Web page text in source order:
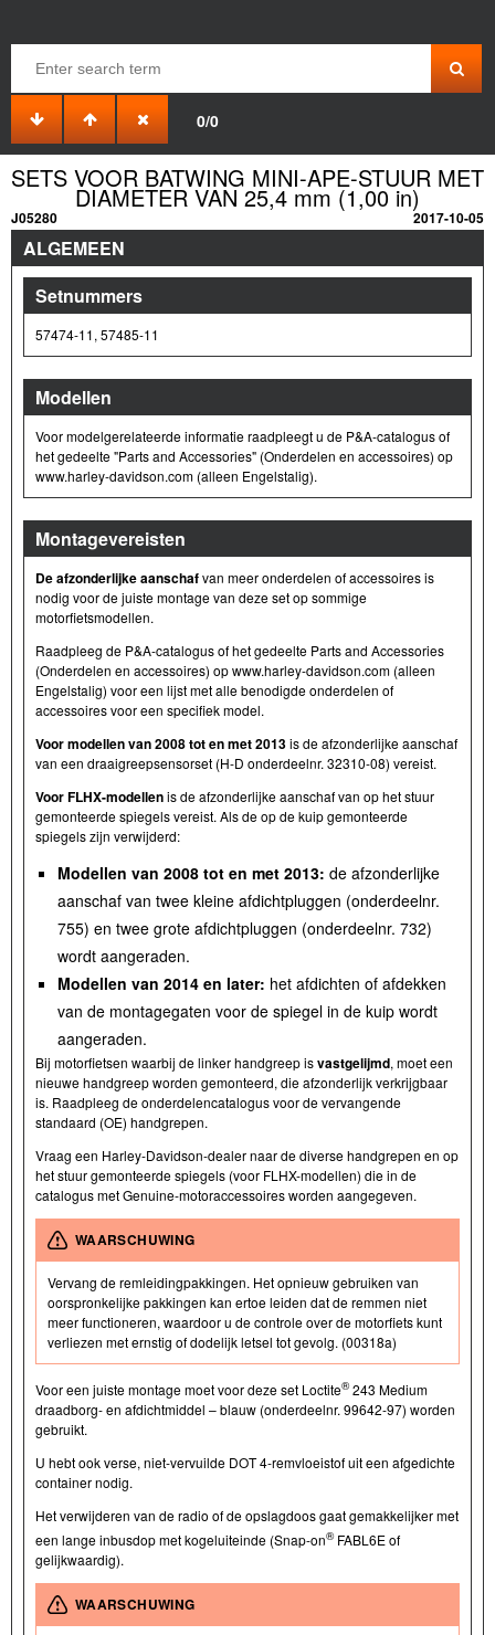
0/0
SETS VOOR BATWING MINI-APE-STUUR MET
DIAMETER VAN 25,4 mm (1,00 in)
J05280 2017-10-05
ALGEMEEN
Setnummers
57474-11, 57485-11
Modellen
Voor modelgerelateerde informatie raadpleegt u de P&A-catalogus of
het gedeelte "Parts and Accessories" (Onderdelen en accessoires) op
www.harley-davidson.com (alleen Engelstalig).
Montagevereisten
De afzonderlijke aanschafvan meer onderdelen of accessoires is
nodig voor de juiste montage van deze set op sommige
motorfietsmodellen.
Raadpleeg de P&A-catalogus of het gedeelte Parts and Accessories
(Onderdelen en accessoires) op www.harley-davidson.com (alleen
Engelstalig) voor een lijst met alle benodigde onderdelen of
accessoires voor een specifiek model.
Voor modellen van 2008 tot en met 2013is de afzonderlijke aanschaf
van een draaigreepsensorset (H-D onderdeelnr. 32310-08) vereist.
Voor FLHX-modellenis de afzonderlijke aanschaf van op het stuur
gemonteerde spiegels vereist. Als de op de kuip gemonteerde
spiegels zijn verwijderd:
Modellen van 2008 tot en met 2013: de afzonderlijke
aanschaf van twee kleine afdichtpluggen (onderdeelnr.
755) en twee grote afdichtpluggen (onderdeelnr. 732)
wordt aangeraden.
Modellen van 2014 en later: het afdichten of afdekken
van de montagegaten voor de spiegel in de kuip wordt
aangeraden.
Bij motorfietsen waarbij de linker handgreep isvastgelijmd, moet een
nieuwe handgreep worden gemonteerd, die afzonderlijk verkrijgbaar
is. Raadpleeg de onderdelencatalogus voor de vervangende
standaard (OE) handgrepen.
Vraag een Harley-Davidson-dealer naar de diverse handgrepen en op
het stuur gemonteerde spiegels (voor FLHX-modellen) die in de
catalogus met Genuine-motoraccessoires worden aangegeven.
WAARSCHUWING
Vervang de remleidingpakkingen. Het opnieuw gebruiken van
oorspronkelijke pakkingen kan ertoe leiden dat de remmen niet
meer functioneren, waardoor u de controle over de motorfiets kunt
verliezen met ernstig of dodelijk letsel tot gevolg. (00318a)
Voor een juiste montage moet voor deze set Loctite®243 Medium
draadborg- en afdichtmiddel – blauw (onderdeelnr. 99642-97) worden
gebruikt.
U hebt ook verse, niet-vervuilde DOT 4-remvloeistof uit een afgedichte
container nodig.
Het verwijderen van de radio of de opslagdoos gaat gemakkelijker met
een lange inbusdop met kogeluiteinde (Snap-on®FABL6E of
gelijkwaardig).
WAARSCHUWING